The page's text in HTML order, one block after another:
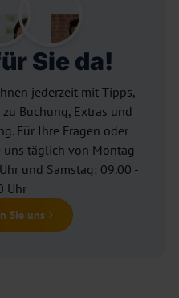
Sie da!
jederzeit mit Tipps,
Buchung, Extras und
Für Ihre Fragen oder
uns täglich von Montag
und Samstag: 09.00 -
Uhr
Sie uns